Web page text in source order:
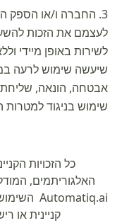
החברה ו/או הספק
לעצמם את הזכות
לשירות באופן מיידי
שיעשה שימוש לרעה
אבטחה, הונאה, שליחת
שימוש בניגוד למטרות
כל הזכויות
האלגוריתמים,
Automatiq.ai
קניינית או